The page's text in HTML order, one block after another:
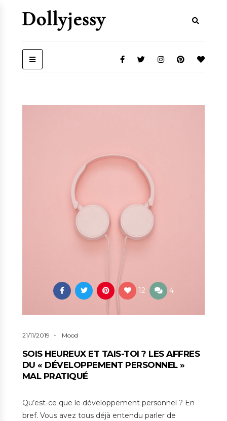
12 4
21/11/2019 Mood
SOIS HEUREUX ET TAIS-TOI ? LES AFFRES
DU « DÉVELOPPEMENT PERSONNEL »
MAL PRATIQUÉ
Qu’est-ce que le développement personnel ? En
bref. Vous avez tous déjà entendu parler de